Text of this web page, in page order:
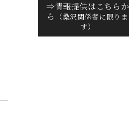
⇒情報提供はこちらか
ら
（桑沢関係者に限りま
す）